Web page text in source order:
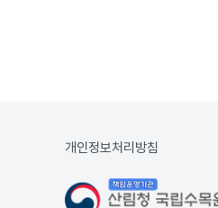
개인정보처리방침